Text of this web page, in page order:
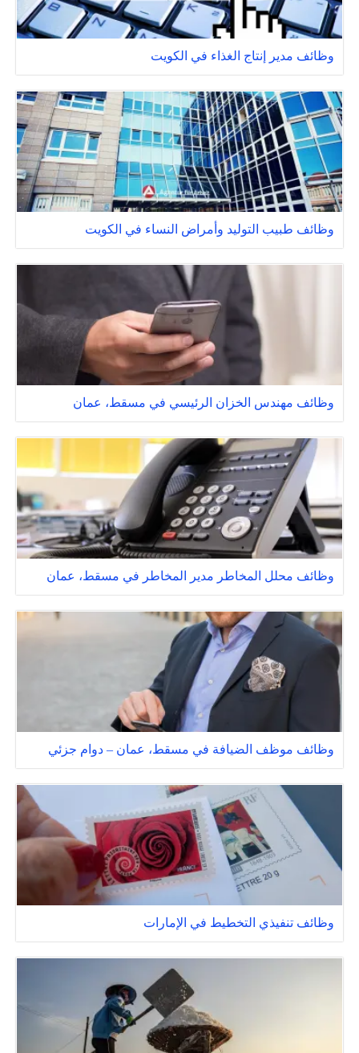
وظائف مدير إنتاج الغذاء في الكويت
وظائف طبيب التوليد وأمراض النساء في الكويت
وظائف مهندس الخزان الرئيسي في مسقط، عمان
وظائف محلل المخاطر مدير المخاطر في مسقط، عمان
وظائف موظف الضيافة في مسقط، عمان – دوام جزئي
وظائف تنفيذي التخطيط في الإمارات